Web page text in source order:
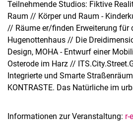
Teilnehmende Studios: Fiktive
Raum // Körper und Raum -
// Räume er/finden Erweiterung für
Hugenottenhaus // Die
Design, MOHA - Entwurf einer
Osterode im Harz //
Integrierte und Smarte
KONTRASTE. Das Natürliche im
Informationen zur Veranstaltung: r-